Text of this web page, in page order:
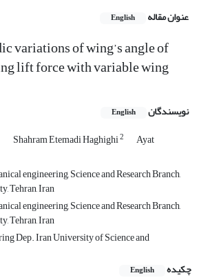
عنوان مقاله English
variations of wing’s angle of
lift force with variable wing
نویسندگان English
Shahram Etemadi Haghighi2 Ayat
engineering, Science and Research Branch,
Tehran, Iran
engineering, Science and Research Branch,
Tehran, Iran
Dep. Iran University of Science and
چکیده
English